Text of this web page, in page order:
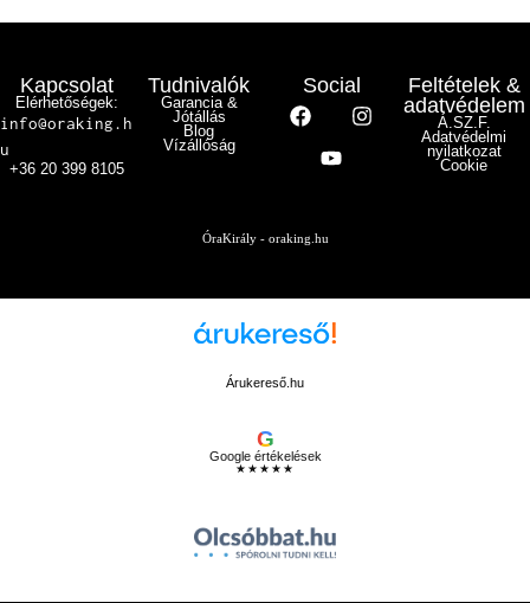
Kapcsolat
Elérhetőségek:
info@oraking.h
u
+36 20 399 8105
Tudnivalók
Garancia &
Jótállás
Blog
Vízállóság
Social
Feltételek &
adatvédelem
Á.SZ.F.
Adatvédelmi
nyilatkozat
Cookie
ÓraKirály - oraking.hu
Árukereső.hu
G
Google értékelések
★★★★★